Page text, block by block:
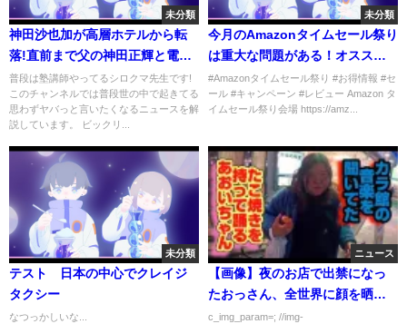
未分類
神田沙也加が高層ホテルから転
落!直前まで父の神田正輝と電話
していた!原因は過去のジャニー
ズとの不倫にある…?
普段は塾講師やってるシロクマ先生です!
このチャンネルでは普段世の中で起きてる
思わずヤバっと言いたくなるニュースを解
説しています。 ビックリ...
未分類
今月のAmazonタイムセール祭り
は重大な問題がある！オススメ
品も紹介するけど…とりあえず
見てくれ！【2022年6月版,レビ
ュー】
#Amazonタイムセール祭り #お得情報 #セ
ール #キャンペーン #レビュー Amazon タ
イムセール祭り会場 https://amz...
未分類
テスト 日本の中心でクレイジ
タクシー
なつっかしいな...
ニュース
【画像】夜のお店で出禁になっ
たおっさん、全世界に顔を晒さ
れるｗｗｗｗｗｗ
c_img_param=; //img-